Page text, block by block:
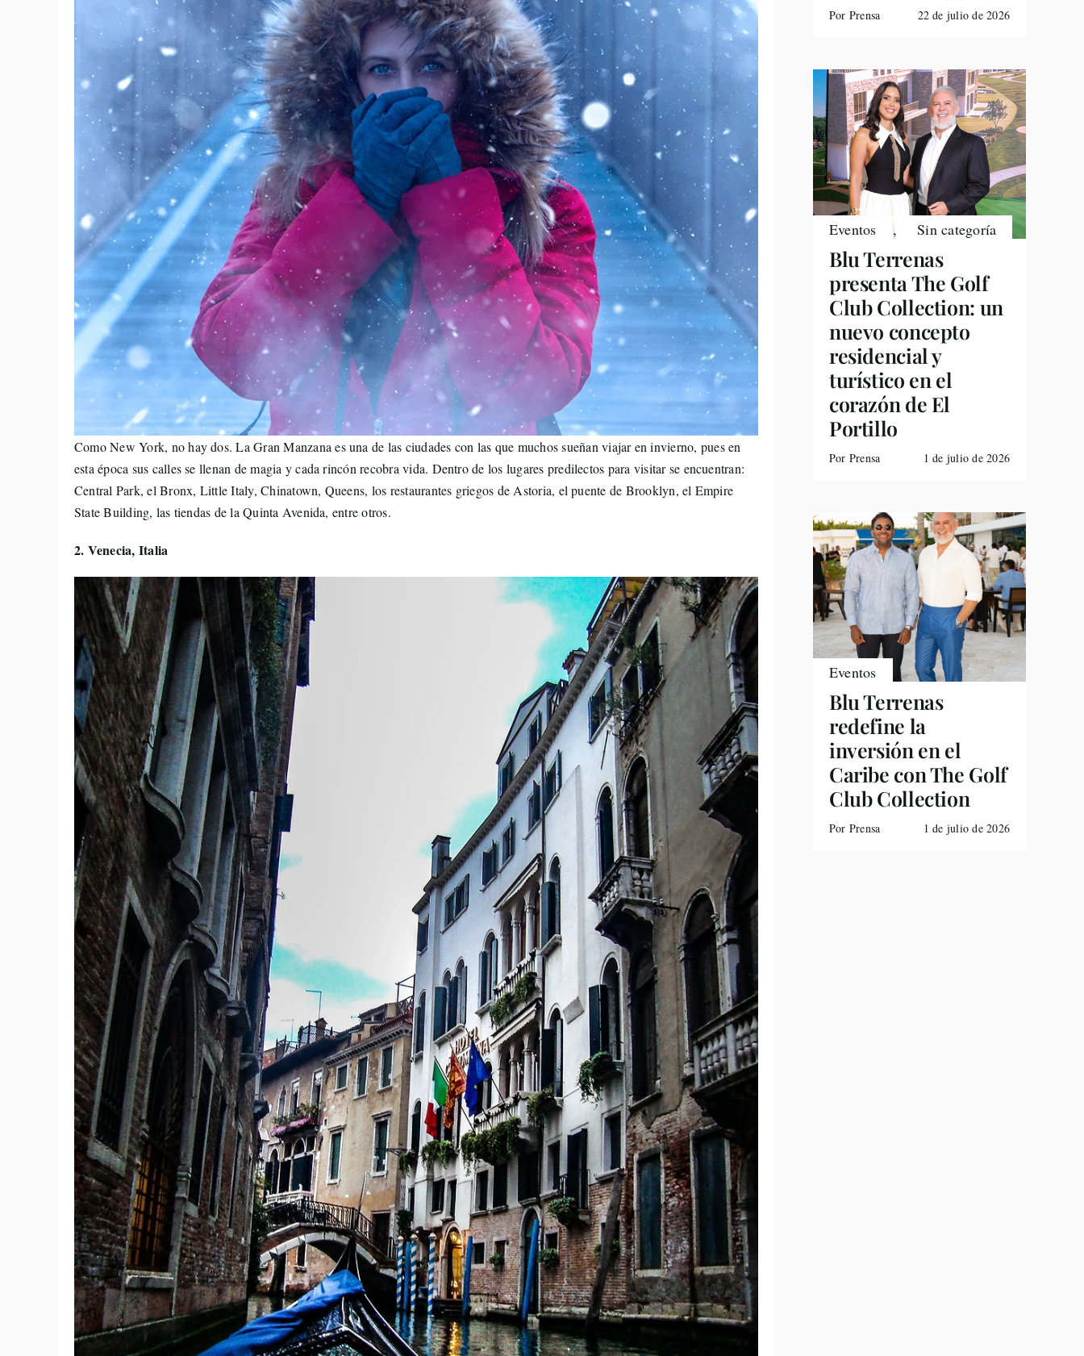
Como New York, no hay dos. La Gran Manzana es una de las ciudades con las que muchos sueñan viajar en invierno, pues en
esta época sus calles se llenan de magia y cada rincón recobra vida. Dentro de los lugares predilectos para visitar se encuentran:
Central Park, el Bronx, Little Italy, Chinatown, Queens, los restaurantes griegos de Astoria, el puente de Brooklyn, el Empire
State Building, las tiendas de la Quinta Avenida, entre otros.
2. Venecia, Italia
Por Prensa 22 de julio de 2026
Eventos , Sin categoría
Blu Terrenas
presenta The Golf
Club Collection: un
nuevo concepto
residencial y
turístico en el
corazón de El
Portillo
Por Prensa 1 de julio de 2026
Eventos
Blu Terrenas
redefine la
inversión en el
Caribe con The Golf
Club Collection
Por Prensa 1 de julio de 2026